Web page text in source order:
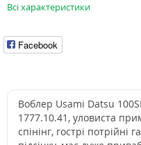
Всі характеристики
Facebook
Воблер Usami Datsu
1777.10.41, уловиста
спінінг, гострі потрійні